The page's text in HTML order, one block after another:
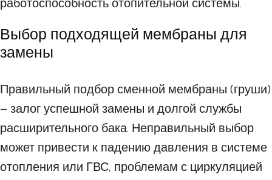
работоспособность отопительной системы.
Выбор подходящей мембраны для
замены
Правильный подбор сменной мембраны (груши)
– залог успешной замены и долгой службы
расширительного бака. Неправильный выбор
может привести к падению давления в системе
отопления или ГВС, проблемам с циркуляцией